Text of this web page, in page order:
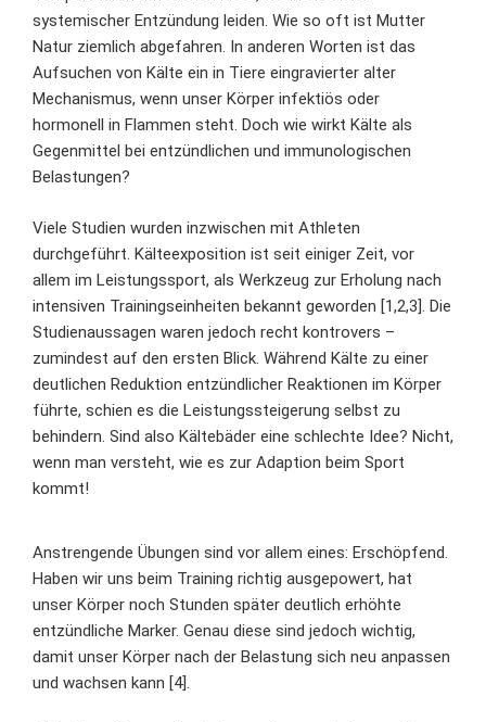
systemischer Entzündung leiden. Wie so oft ist Mutter
Natur ziemlich abgefahren. In anderen Worten ist das
Aufsuchen von Kälte ein in Tiere eingravierter alter
Mechanismus, wenn unser Körper infektiös oder
hormonell in Flammen steht. Doch wie wirkt Kälte als
Gegenmittel bei entzündlichen und immunologischen
Belastungen?
Viele Studien wurden inzwischen mit Athleten
durchgeführt. Kälteexposition ist seit einiger Zeit, vor
allem im Leistungssport, als Werkzeug zur Erholung nach
intensiven Trainingseinheiten bekannt geworden [1,2,3]. Die
Studienaussagen waren jedoch recht kontrovers –
zumindest auf den ersten Blick. Während Kälte zu einer
deutlichen Reduktion entzündlicher Reaktionen im Körper
führte, schien es die Leistungssteigerung selbst zu
behindern. Sind also Kältebäder eine schlechte Idee? Nicht,
wenn man versteht, wie es zur Adaption beim Sport
kommt!
Anstrengende Übungen sind vor allem eines: Erschöpfend.
Haben wir uns beim Training richtig ausgepowert, hat
unser Körper noch Stunden später deutlich erhöhte
entzündliche Marker. Genau diese sind jedoch wichtig,
damit unser Körper nach der Belastung sich neu anpassen
und wachsen kann [4].